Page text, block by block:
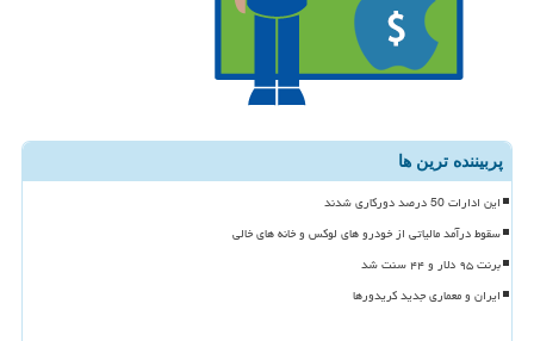
پربیننده ترین ها
این ادارات 50 درصد دورکاری شدند
سقوط درآمد مالیاتی از خودرو های لوکس و خانه های خالی
برنت ۹۵ دلار و ۴۴ سنت شد
ایران و معماری جدید کریدورها